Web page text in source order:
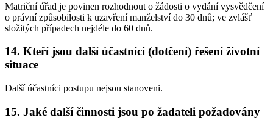
Matriční úřad je povinen rozhodnout o žádosti o vydání vysvědčení
o právní způsobilosti k uzavření manželství do 30 dnů; ve zvlášť
složitých případech nejdéle do 60 dnů.
14. Kteří jsou další účastníci (dotčení) řešení životní
situace
Další účastníci postupu nejsou stanoveni.
15. Jaké další činnosti jsou po žadateli požadovány